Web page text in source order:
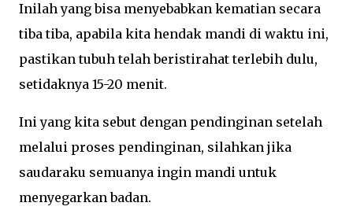
Inilah yang bisa menyebabkan kematian secara
tiba tiba, apabila kita hendak mandi di waktu ini,
pastikan tubuh telah beristirahat terlebih dulu,
setidaknya 15-20 menit.
Ini yang kita sebut dengan pendinginan setelah
melalui proses pendinginan, silahkan jika
saudaraku semuanya ingin mandi untuk
menyegarkan badan.